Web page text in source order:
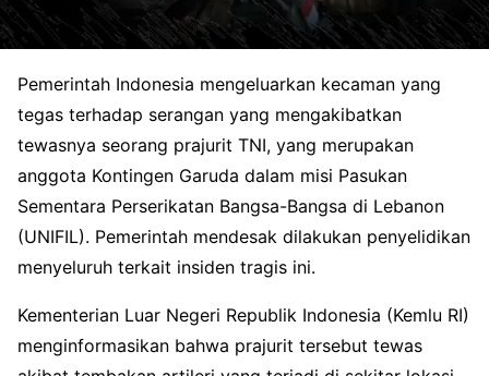
Pemerintah Indonesia mengeluarkan kecaman yang
tegas terhadap serangan yang mengakibatkan
tewasnya seorang prajurit TNI, yang merupakan
anggota Kontingen Garuda dalam misi Pasukan
Sementara Perserikatan Bangsa-Bangsa di Lebanon
(UNIFIL). Pemerintah mendesak dilakukan penyelidikan
menyeluruh terkait insiden tragis ini.
Kementerian Luar Negeri Republik Indonesia (Kemlu RI)
menginformasikan bahwa prajurit tersebut tewas